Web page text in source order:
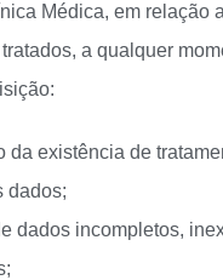
Médica, em relação
a qualquer
da existência de
dados;
dados incompletos,